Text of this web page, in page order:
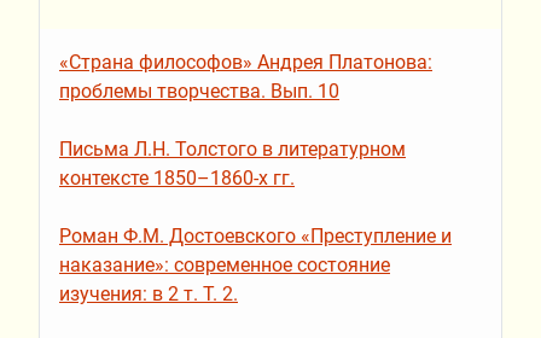
«Страна философов» Андрея Платонова:
проблемы творчества. Вып. 10
Письма Л.Н. Толстого в литературном
контексте 1850–1860-х гг.
Роман Ф.М. Достоевского «Преступление и
наказание»: современное состояние
изучения: в 2 т. Т. 2.